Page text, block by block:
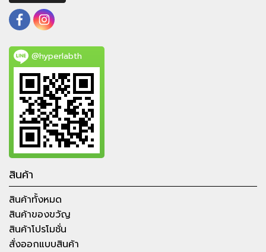
@hyperlabth
สินค้า
สินค้าทั้งหมด
สินค้าของขวัญ
สินค้าโปรโมชั่น
สั่งออกแบบสินค้า